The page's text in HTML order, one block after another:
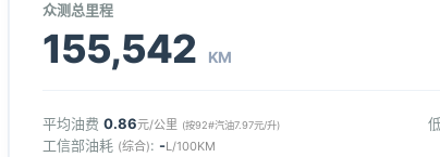
众测总里程
155,542 KM
平均油费 0.86元/公里 (按92#汽油7.97元/升)
工信部油耗 (综合): -L/100KM